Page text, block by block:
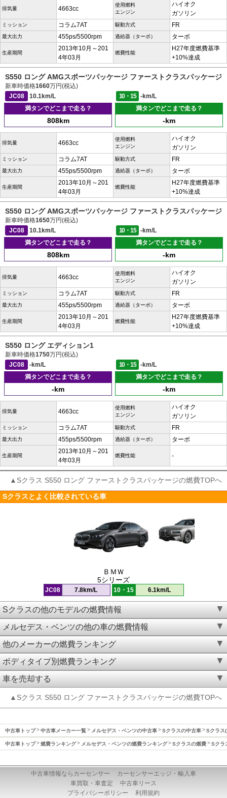
排気量 4663cc
使用燃料
エンジン
ハイオク
ガソリン
ミッション コラム7AT 駆動方式 FR
最大出力 455ps/5500rpm 過給器（ターボ） ターボ
生産期間
2013年10月～201
4年03月
燃費性能
H27年度燃費基準
+10%達成
S550 ロング AMGスポーツパッケージ ファーストクラスパッケージ
新車時価格1660万円(税込)
JC08
10.1km/L 10・15
-km/L
満タンでどこまで走る？
808km
満タンでどこまで走る？
-km
排気量 4663cc
使用燃料
エンジン
ハイオク
ガソリン
ミッション コラム7AT 駆動方式 FR
最大出力 455ps/5500rpm 過給器（ターボ） ターボ
生産期間
2013年10月～201
4年03月
燃費性能
H27年度燃費基準
+10%達成
S550 ロング AMGスポーツパッケージ ファーストクラスパッケージ
新車時価格1650万円(税込)
JC08
10.1km/L 10・15
-km/L
満タンでどこまで走る？
808km
満タンでどこまで走る？
-km
排気量 4663cc
使用燃料
エンジン
ハイオク
ガソリン
ミッション コラム7AT 駆動方式 FR
最大出力 455ps/5500rpm 過給器（ターボ） ターボ
生産期間
2013年10月～201
4年03月
燃費性能
H27年度燃費基準
+10%達成
S550 ロング エディション1
新車時価格1750万円(税込)
JC08
-km/L 10・15
-km/L
満タンでどこまで走る？
-km
満タンでどこまで走る？
-km
排気量 4663cc
使用燃料
エンジン
ハイオク
ガソリン
ミッション コラム7AT 駆動方式 FR
最大出力 455ps/5500rpm 過給器（ターボ） ターボ
生産期間
2013年10月～201
4年03月
燃費性能 -
▲Sクラス S550 ロング ファーストクラスパッケージの燃費TOPへ
Sクラスとよく比較されている車
ＢＭＷ
5シリーズ
JC08 7.8km/L 10・15 6.1km/L
Sクラスの他のモデルの燃費情報
メルセデス・ベンツの他の車の燃費情報
他のメーカーの燃費ランキング
ボディタイプ別燃費ランキング
車を売却する
▲Sクラス S550 ロング ファーストクラスパッケージの燃費TOPへ
中古車トップ 中古車メーカー一覧 メルセデス・ベンツの中古車 Sクラスの中古車 Sクラス
中古車トップ 燃費ランキング メルセデス・ベンツの燃費ランキング Sクラスの燃費 Sクラ
中古車情報ならカーセンサー
カーセンサーエッジ・輸入車
車買取・車査定
中古車リース
プライバシーポリシー
利用規約